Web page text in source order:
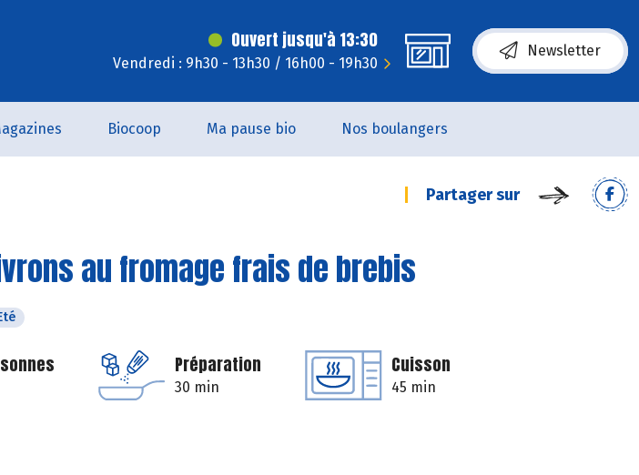
Ouvert jusqu'à 13:30
Vendredi : 9h30 - 13h30 / 16h00 - 19h30
Newsletter
Biocoop Ma pause bio Nos boulangers
Partager sur
au fromage frais de brebis
Préparation
30 min
Cuisson
45 min